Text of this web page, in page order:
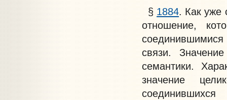
§ 1884. Как уже
отношение,
связи.
семантики.
значение